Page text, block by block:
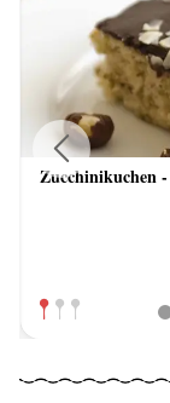
Zucchinikuchen
Previous